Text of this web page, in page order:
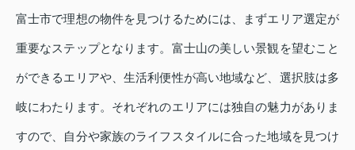
富士市で理想の物件を見つけるためには、まずエリア選定が
重要なステップとなります。富士山の美しい景観を望むこと
ができるエリアや、生活利便性が高い地域など、選択肢は多
岐にわたります。それぞれのエリアには独自の魅力がありま
すので、自分や家族のライフスタイルに合った地域を見つけ